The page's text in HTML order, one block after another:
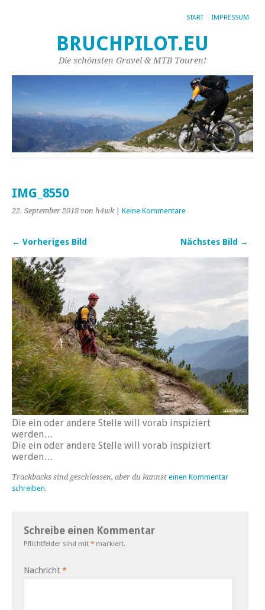
START IMPRESSUM
BRUCHPILOT.EU
Die schönsten Gravel & MTB Touren!
IMG_8550
22. September 2018 von h4wk| Keine Kommentare
← Vorheriges Bild Nächstes Bild →
Die ein oder andere Stelle will vorab inspiziert
werden…
Die ein oder andere Stelle will vorab inspiziert
werden…
Trackbacks sind geschlossen, aber du kannst einen Kommentar
schreiben.
Schreibe einen Kommentar
Pflichtfelder sind mit * markiert.
Nachricht *